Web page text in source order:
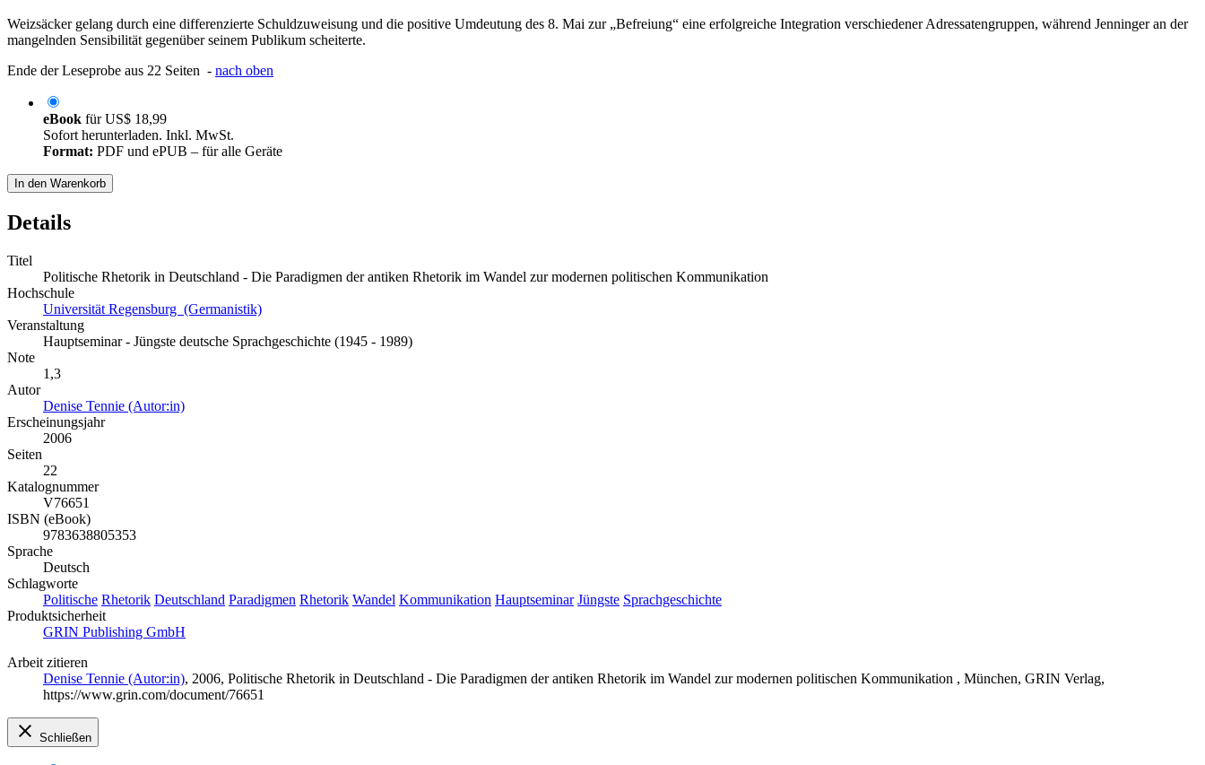
Weizsäcker gelang durch eine differenzierte Schuldzuweisung und die positive Umdeutung des 8. Mai zur „Befreiung“ eine erfolgreiche Integration verschiedener Adressatengruppen, während Jenninger an der
mangelnden Sensibilität gegenüber seinem Publikum scheiterte.
Ende der Leseprobe aus 22 Seiten - nach oben
eBook fürUS$ 18,99
Sofort herunterladen. Inkl. MwSt.
Format: PDF und ePUB – für alle Geräte
In den Warenkorb
Details
Titel
Politische Rhetorik in Deutschland - Die Paradigmen der antiken Rhetorik im Wandel zur modernen politischen Kommunikation
Hochschule
Universität Regensburg (Germanistik)
Veranstaltung
Hauptseminar - Jüngste deutsche Sprachgeschichte (1945 - 1989)
Note
1,3
Autor
Denise Tennie (Autor:in)
Erscheinungsjahr
2006
Seiten
22
Katalognummer
V76651
ISBN (eBook)
9783638805353
Sprache
Deutsch
Schlagworte
Politische Rhetorik Deutschland Paradigmen Rhetorik Wandel Kommunikation Hauptseminar Jüngste Sprachgeschichte
Produktsicherheit
GRIN Publishing GmbH
Arbeit zitieren
Denise Tennie (Autor:in), 2006, Politische Rhetorik in Deutschland - Die Paradigmen der antiken Rhetorik im Wandel zur modernen politischen Kommunikation , München, GRIN Verlag,
https://www.grin.com/document/76651
Schließen